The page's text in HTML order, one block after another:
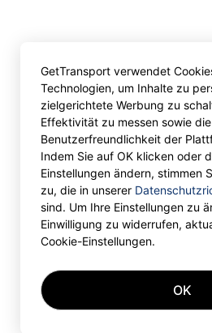
GetTransport verwendet
Technologien, um Inhalte zu
zielgerichtete Werbung zu
Effektivität zu messen sowie die
Benutzerfreundlichkeit der
Indem Sie auf OK klicken oder
Einstellungen ändern, stimmen
zu, die in unserer
sind. Um Ihre Einstellungen zu
Einwilligung zu widerrufen,
Cookie-Einstellungen.
OK